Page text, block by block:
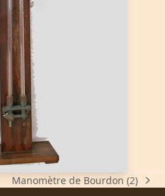
next
Manomètre de Bourdon (2)